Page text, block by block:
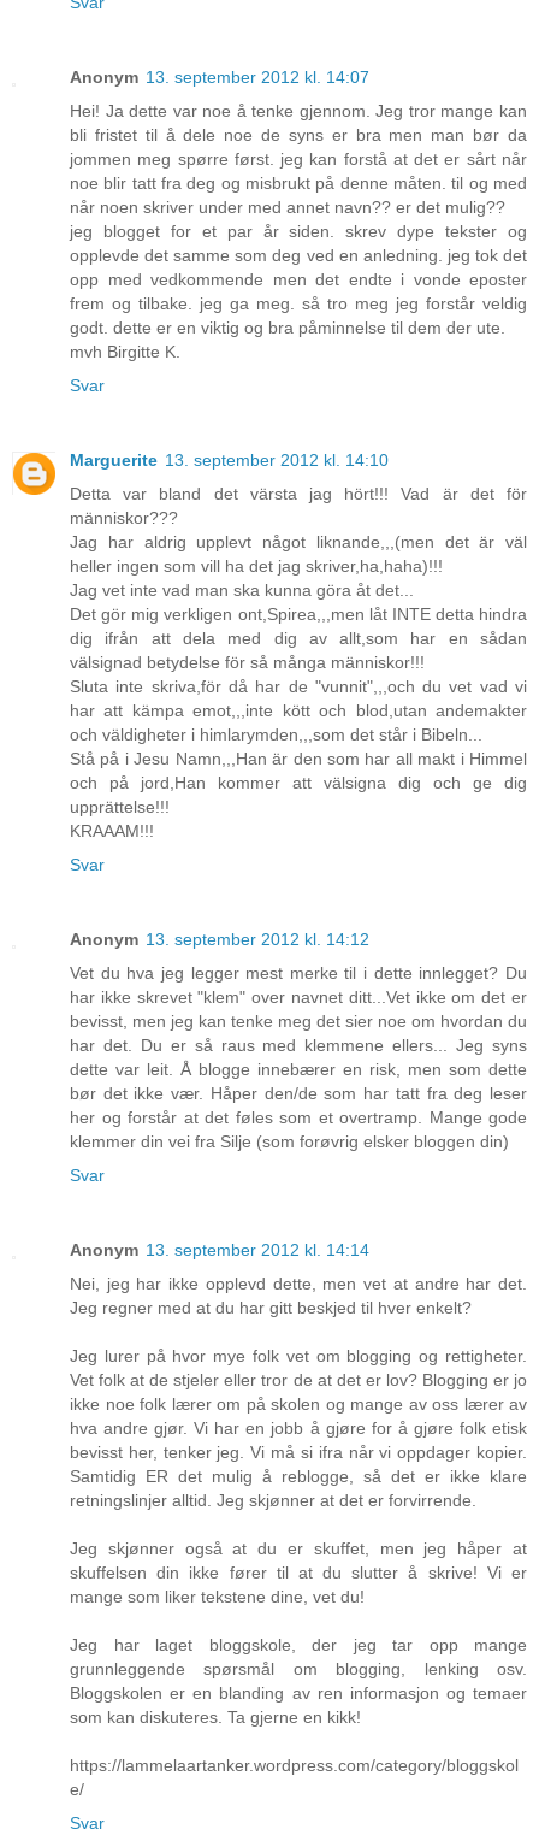
Anonym 13. september 2012 kl. 14:07
Hei! Ja dette var noe å tenke gjennom. Jeg tror mange kan
bli fristet til å dele noe de syns er bra men man bør da
jommen meg spørre først. jeg kan forstå at det er sårt når
noe blir tatt fra deg og misbrukt på denne måten. til og med
når noen skriver under med annet navn?? er det mulig??
jeg blogget for et par år siden. skrev dype tekster og
opplevde det samme som deg ved en anledning. jeg tok det
opp med vedkommende men det endte i vonde eposter
frem og tilbake. jeg ga meg. så tro meg jeg forstår veldig
godt. dette er en viktig og bra påminnelse til dem der ute.
mvh Birgitte K.
Svar
Marguerite 13. september 2012 kl. 14:10
Detta var bland det värsta jag hört!!! Vad är det för
människor???
Jag har aldrig upplevt något liknande,,,(men det är väl
heller ingen som vill ha det jag skriver,ha,haha)!!!
Jag vet inte vad man ska kunna göra åt det...
Det gör mig verkligen ont,Spirea,,,men låt INTE detta hindra
dig ifrån att dela med dig av allt,som har en sådan
välsignad betydelse för så många människor!!!
Sluta inte skriva,för då har de "vunnit",,,och du vet vad vi
har att kämpa emot,,,inte kött och blod,utan andemakter
och väldigheter i himlarymden,,,som det står i Bibeln...
Stå på i Jesu Namn,,,Han är den som har all makt i Himmel
och på jord,Han kommer att välsigna dig och ge dig
upprättelse!!!
KRAAAM!!!
Svar
Anonym 13. september 2012 kl. 14:12
Vet du hva jeg legger mest merke til i dette innlegget? Du
har ikke skrevet "klem" over navnet ditt...Vet ikke om det er
bevisst, men jeg kan tenke meg det sier noe om hvordan du
har det. Du er så raus med klemmene ellers... Jeg syns
dette var leit. Å blogge innebærer en risk, men som dette
bør det ikke vær. Håper den/de som har tatt fra deg leser
her og forstår at det føles som et overtramp. Mange gode
klemmer din vei fra Silje (som forøvrig elsker bloggen din)
Svar
Anonym 13. september 2012 kl. 14:14
Nei, jeg har ikke opplevd dette, men vet at andre har det.
Jeg regner med at du har gitt beskjed til hver enkelt?
Jeg lurer på hvor mye folk vet om blogging og rettigheter.
Vet folk at de stjeler eller tror de at det er lov? Blogging er jo
ikke noe folk lærer om på skolen og mange av oss lærer av
hva andre gjør. Vi har en jobb å gjøre for å gjøre folk etisk
bevisst her, tenker jeg. Vi må si ifra når vi oppdager kopier.
Samtidig ER det mulig å reblogge, så det er ikke klare
retningslinjer alltid. Jeg skjønner at det er forvirrende.
Jeg skjønner også at du er skuffet, men jeg håper at
skuffelsen din ikke fører til at du slutter å skrive! Vi er
mange som liker tekstene dine, vet du!
Jeg har laget bloggskole, der jeg tar opp mange
grunnleggende spørsmål om blogging, lenking osv.
Bloggskolen er en blanding av ren informasjon og temaer
som kan diskuteres. Ta gjerne en kikk!
https://lammelaartanker.wordpress.com/category/bloggskol
e/
Svar